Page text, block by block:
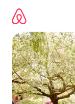
kwenda
kwenye
maudhui